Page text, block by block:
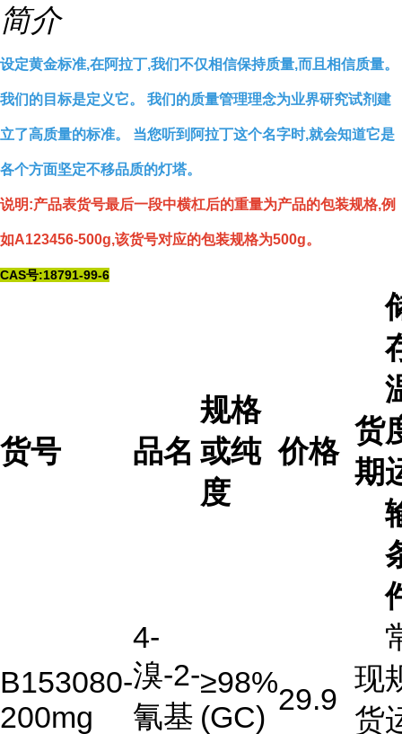
简介
设定黄金标准,在阿拉丁,我们不仅相信保持质量,而且相信质量。
我们的目标是定义它。 我们的质量管理理念为业界研究试剂建
立了高质量的标准。 当您听到阿拉丁这个名字时,就会知道它是
各个方面坚定不移品质的灯塔。
说明:产品表货号最后一段中横杠后的重量为产品的包装规格,例
如A123456-500g,该货号对应的包装规格为500g。
CAS号:18791-99-6
货号 品名
规格
或纯
度
价格
货
期
B153080-
200mg
4-
溴-2-
氰基
≥98%
(GC)
29.9
现
货